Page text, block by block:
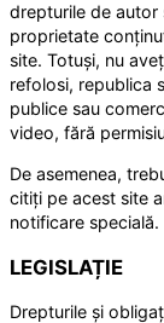
drepturile de autor
proprietate
site. Totuși, nu
refolosi, republica
publice sau
video, fără
De asemenea,
citiți pe acest site
notificare specială.
LEGISLAȚIE
Drepturile și